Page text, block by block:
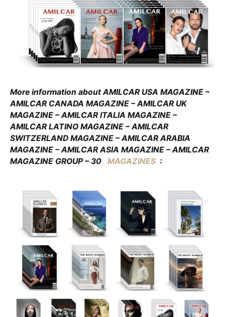
More information about AMILCAR USA MAGAZINE –
AMILCAR CANADA MAGAZINE – AMILCAR UK
MAGAZINE – AMILCAR ITALIA MAGAZINE –
AMILCAR LATINO MAGAZINE – AMILCAR
SWITZERLAND MAGAZINE – AMILCAR ARABIA
MAGAZINE – AMILCAR ASIA MAGAZINE – AMILCAR
MAGAZINE GROUP – 30
MAGAZINES :